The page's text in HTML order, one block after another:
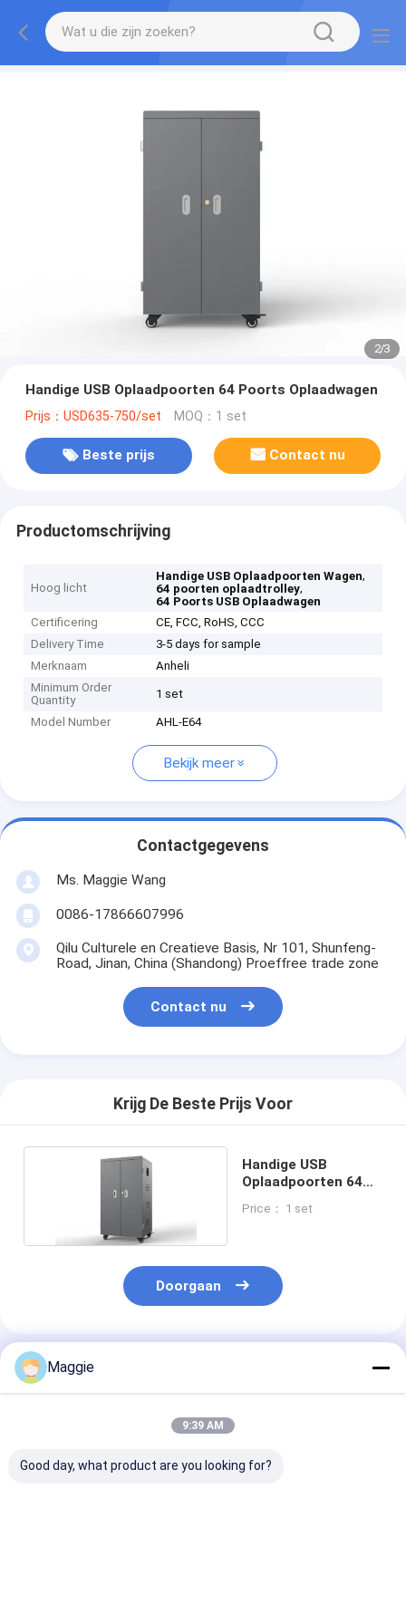
2/3
Handige USB Oplaadpoorten 64 Poorts Oplaadwagen
Prijs：USD635-750/set MOQ：1 set
Beste prijs Contact nu
Productomschrijving
Hoog licht
Handige USB Oplaadpoorten Wagen,
64 poorten oplaadtrolley,
64 Poorts USB Oplaadwagen
Certificering
CE, FCC, RoHS, CCC
Delivery Time
3-5 days for sample
Merknaam
Anheli
Minimum Order
Quantity
1 set
Model Number AHL-E64
Bekijk meer
Contactgegevens
Ms. Maggie Wang
0086-17866607996
Qilu Culturele en Creatieve Basis, Nr 101, Shunfeng-
Road, Jinan, China (Shandong) Proeffree trade zone
Contact nu
Krijg De Beste Prijs Voor
Handige USB
Oplaadpoorten 64
Price： 1 set
Doorgaan
Geadviseerde Producten
Maggie
9:39 AM
Good day, what product are you looking for?